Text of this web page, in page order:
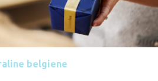
belgiene